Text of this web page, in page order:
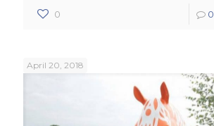
0 0
April 20, 2018